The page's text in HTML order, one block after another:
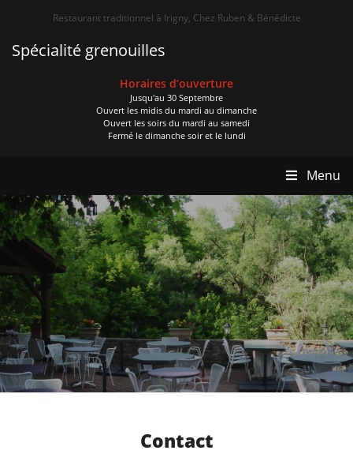
Restaurant traditionnel à Irigny, Chez Ruben & Bénédicte
Spécialité grenouilles
Horaires d’ouverture
Jusqu'au 30 Septembre
Ouvert les midis du mardi au dimanche
Ouvert les soirs du mardi au samedi
Fermé le dimanche soir et le lundi
Menu
Contact